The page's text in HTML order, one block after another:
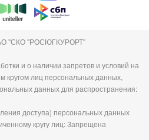
"СКО "РОСЮГКУРОРТ"
и о наличии запретов и условий на
кругом лиц персональных данных,
данных для распространения:
доступа) персональных данных
кругу лиц: Запрещена